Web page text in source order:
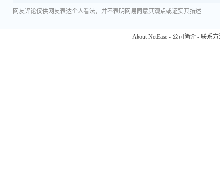
网友评论仅供网友表达个人看法，并不表明网易同意其观点或证实其描述
About NetEase - 公司简介 - 联系方